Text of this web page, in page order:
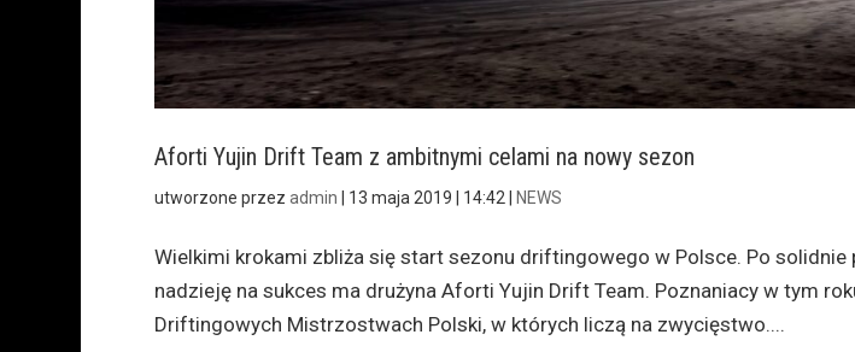
Aforti Yujin Drift Team z ambitnymi celami na nowy sezon
utworzone przez admin 13 maja 2019 | 14:42| NEWS
Wielkimi krokami zbliża się start sezonu driftingowego w Polsce. Po solidnie
nadzieję na sukces ma drużyna Aforti Yujin Drift Team. Poznaniacy w tym
Driftingowych Mistrzostwach Polski, w których liczą na zwycięstwo....